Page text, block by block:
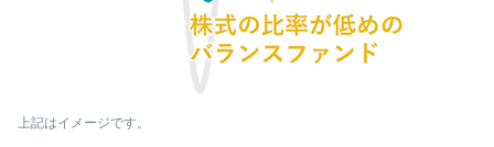
上記はイメージです。